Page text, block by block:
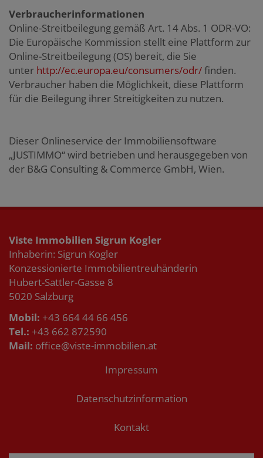
Verbraucherinformationen
Online-Streitbeilegung gemäß Art. 14 Abs. 1 ODR-VO:
Die Europäische Kommission stellt eine Plattform zur
Online-Streitbeilegung (OS) bereit, die Sie
unter http://ec.europa.eu/consumers/odr/finden.
Verbraucher haben die Möglichkeit, diese Plattform
für die Beilegung ihrer Streitigkeiten zu nutzen.
Dieser Onlineservice der Immobiliensoftware
„JUSTIMMO“ wird betrieben und herausgegeben von
der B&G Consulting & Commerce GmbH, Wien.
Viste Immobilien Sigrun Kogler
Inhaberin: Sigrun Kogler
Konzessionierte Immobilientreuhänderin
Hubert-Sattler-Gasse 8
5020 Salzburg
Mobil: +43 664 44 66 456
Tel.: +43 662 872590
Mail: office@viste-immobilien.at
Impressum
Datenschutzinformation
Kontakt